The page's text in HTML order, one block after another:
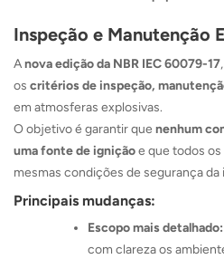
Inspeção e Manutenção
Anova edição da NBR IEC 60079-17
os critérios de inspeção,
em atmosferas explosivas.
O objetivo é garantir que nenhum
uma fonte de igniçãoe que todos
mesmas condições de segurança
Principais mudanças:
Escopo mais detalhado:
com clareza os